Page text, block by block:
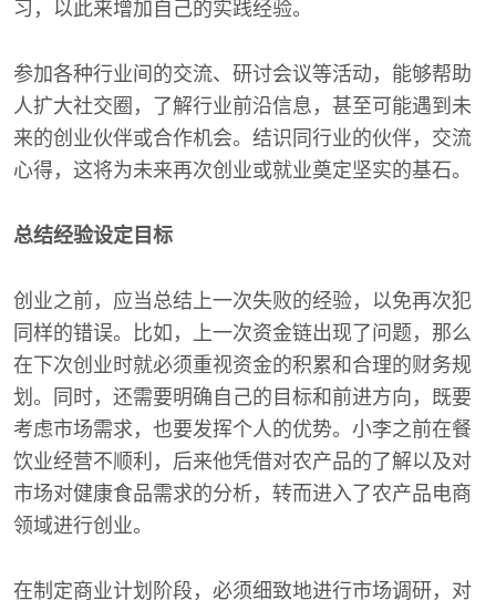
习，以此来增加自己的实践经验。
参加各种行业间的交流、研讨会议等活动，能够帮助
人扩大社交圈，了解行业前沿信息，甚至可能遇到未
来的创业伙伴或合作机会。结识同行业的伙伴，交流
心得，这将为未来再次创业或就业奠定坚实的基石。
总结经验设定目标
创业之前，应当总结上一次失败的经验，以免再次犯
同样的错误。比如，上一次资金链出现了问题，那么
在下次创业时就必须重视资金的积累和合理的财务规
划。同时，还需要明确自己的目标和前进方向，既要
考虑市场需求，也要发挥个人的优势。小李之前在餐
饮业经营不顺利，后来他凭借对农产品的了解以及对
市场对健康食品需求的分析，转而进入了农产品电商
领域进行创业。
在制定商业计划阶段，必须细致地进行市场调研，对